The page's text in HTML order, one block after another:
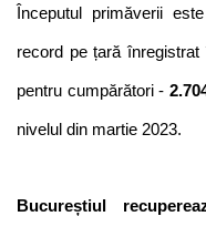
Începutul primăverii
record pe țară
pentru cumpărători -
nivelul din martie 2023.
Bucureștiul